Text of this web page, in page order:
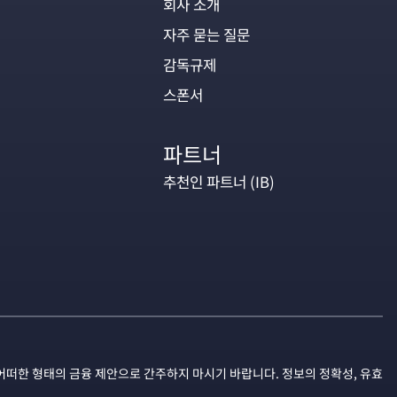
회사 소개
자주 묻는 질문
감독규제
스폰서
파트너
추천인 파트너 (IB)
한 형태의 금융 제안으로 간주하지 마시기 바랍니다. 정보의 정확성, 유효